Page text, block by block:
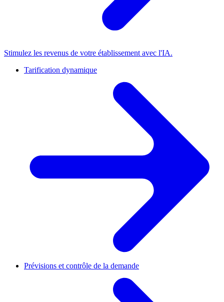
Stimulez les revenus de votre établissement avec l'IA.
Tarification dynamique
Prévisions et contrôle de la demande